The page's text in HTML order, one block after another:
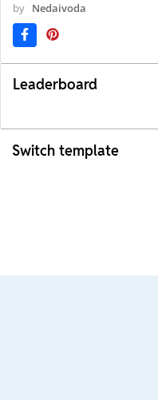
by Nedaivoda
Leaderboard
Switch template